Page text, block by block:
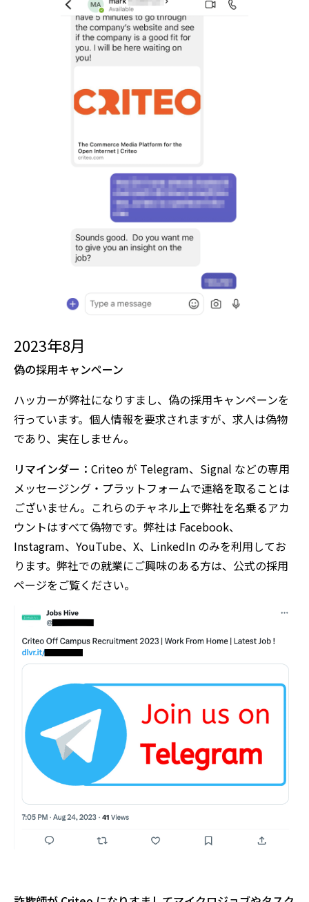
2023年8月
偽の採用キャンペーン
ハッカーが弊社になりすまし、偽の採用キャンペーンを
行っています。個人情報を要求されますが、求人は偽物
であり、実在しません。
リマインダー： Criteo が Telegram、Signal などの専用
メッセージング・プラットフォームで連絡を取ることは
ございません。これらのチャネル上で弊社を名乗るアカ
ウントはすべて偽物です。弊社は Facebook、
Instagram、YouTube、X、LinkedIn のみを利用してお
ります。弊社での就業にご興味のある方は、公式の採用
ページをご覧ください。